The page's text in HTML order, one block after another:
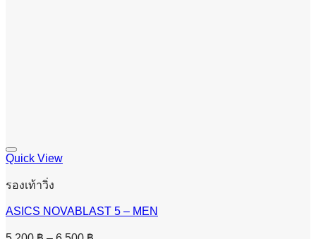
Quick View
รองเท้าวิ่ง
ASICS NOVABLAST 5 – MEN